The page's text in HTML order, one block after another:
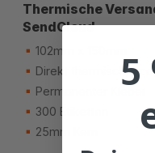
Thermische
SendCloud
102mm x 150mm
Direkt thermisch
Permanenter Kleber
300 Etiketten
25mm Kern
5